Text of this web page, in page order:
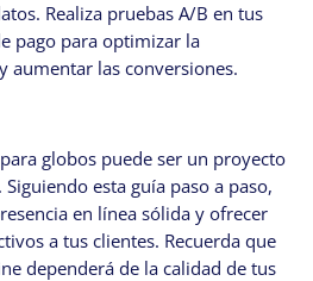
Realiza pruebas A/B en tus
pago para optimizar la
aumentar las conversiones.
globos puede ser un proyecto
esta guía paso a paso,
en línea sólida y ofrecer
a tus clientes. Recuerda que
dependerá de la calidad de tus